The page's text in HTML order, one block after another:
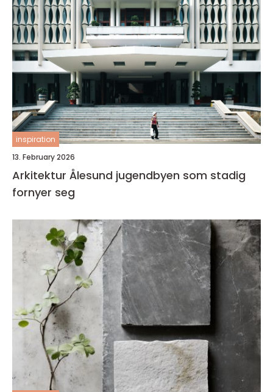
inspiration
13. February 2026
Arkitektur Ålesund jugendbyen som stadig
fornyer seg